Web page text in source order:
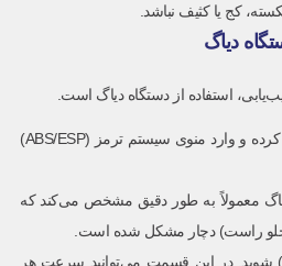
کج یا کثیف نباشد.
دیاگ
استفاده از دستگاه دیاگ است.
دستگاه دیاگ را به خودرو متصل کرده و وارد منوی سیستم ترمز (ABS/ESP)
معمولاً به طور دقیق مشخص می‌کند که
راست) دچار مشکل شده است.
وارد بخش پارامترها (Live Data) شوید. در این قسمت می‌توانید سرعت هر